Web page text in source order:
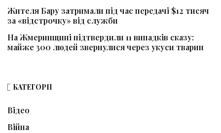
Жителя Бару затримали під час передачі $12 тисяч
за «відстрочку» від служби
На Жмеринщині підтвердили 11 випадків сказу:
майже 300 людей звернулися через укуси тварин
КАТЕГОРІЇ
Відео
Війна